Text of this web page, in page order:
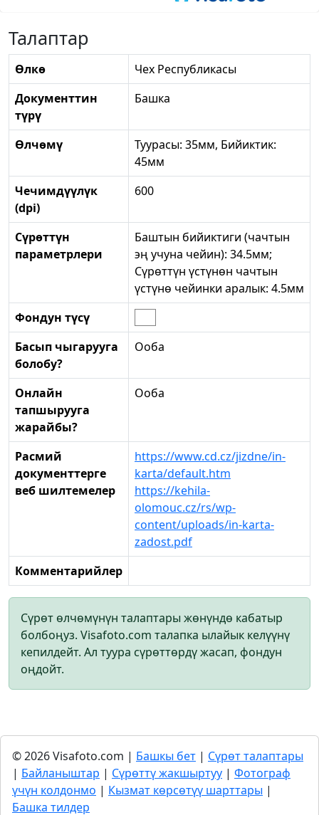
Талаптар
Өлкө
Чех Республикасы
Документтин
түрү
Башка
Өлчөмү
Туурасы: 35мм, Бийиктик:
45мм
Чечимдүүлүк
(dpi)
600
Сүрөттүн
параметрлери
Баштын бийиктиги (чачтын
эң учуна чейин): 34.5мм;
Сүрөттүн үстүнөн чачтын
үстүнө чейинки аралык: 4.5мм
Фондун түсү
Басып чыгарууга
болобу?
Ооба
Онлайн
тапшырууга
жарайбы?
Ооба
Расмий
документтерге
веб шилтемелер
https://www.cd.cz/jizdne/in-
karta/default.htm
https://kehila-
olomouc.cz/rs/wp-
content/uploads/in-karta-
zadost.pdf
Комментарийлер
Сүрөт өлчөмүнүн талаптары жөнүндө кабатыр
болбоңуз. Visafoto.com талапка ылайык келүүнү
кепилдейт. Ал туура сүрөттөрдү жасап, фондун
оңдойт.
© 2026 Visafoto.com | Башкы бет | Сүрөт талаптары
| Байланыштар | Сүрөттү жакшыртуу | Фотограф
үчүн колдонмо | Кызмат көрсөтүү шарттары |
Башка тилдер